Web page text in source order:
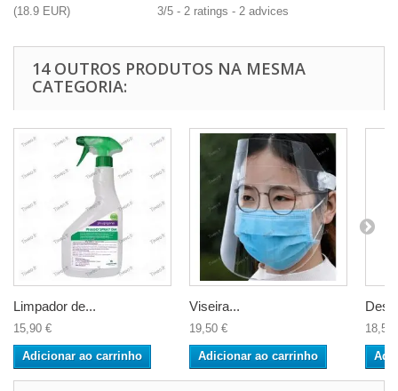
(18.9 EUR) 3/5 - 2 ratings - 2 advices
14 OUTROS PRODUTOS NA MESMA
CATEGORIA:
Limpador de...
15,90 €
Adicionar ao carrinho
Viseira...
19,50 €
Adicionar ao carrinho
18,50